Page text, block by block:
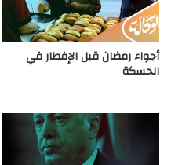
أجواء رمضان قبل الإفطار في
الحسكة